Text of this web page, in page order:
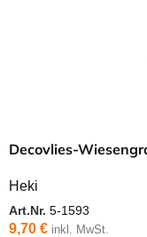
Decovlies-
Heki
Art.Nr. 5-1593
9,70 € inkl. MwSt.